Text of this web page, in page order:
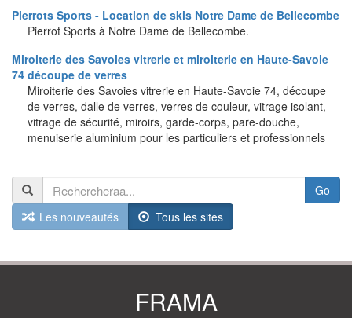
Pierrots Sports - Location de skis Notre Dame de Bellecombe
Pierrot Sports à Notre Dame de Bellecombe.
Miroiterie des Savoies vitrerie et miroiterie en Haute-Savoie
74 découpe de verres
Miroiterie des Savoies vitrerie en Haute-Savoie 74, découpe
de verres, dalle de verres, verres de couleur, vitrage isolant,
vitrage de sécurité, miroirs, garde-corps, pare-douche,
menuiserie aluminium pour les particuliers et professionnels
Go
Les nouveautés
Tous les sites
FRAMA